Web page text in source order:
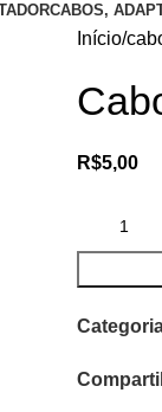
CABOS,
Início
R$5,00